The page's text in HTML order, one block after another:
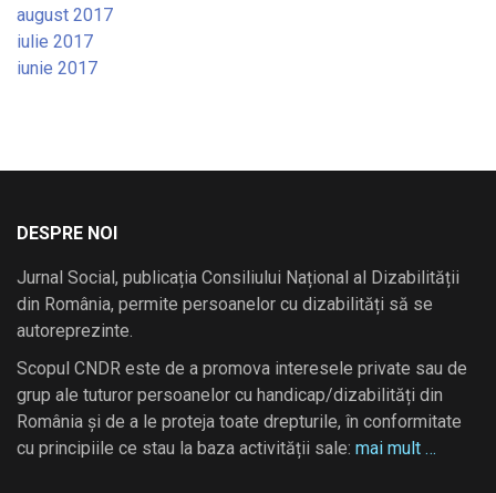
august 2017
iulie 2017
iunie 2017
DESPRE NOI
Jurnal Social, publicația Consiliului Național al Dizabilității
din România, permite persoanelor cu dizabilități să se
autoreprezinte.
Scopul CNDR este de a promova interesele private sau de
grup ale tuturor persoanelor cu handicap/dizabilități din
România și de a le proteja toate drepturile, în conformitate
cu principiile ce stau la baza activității sale: mai mult …